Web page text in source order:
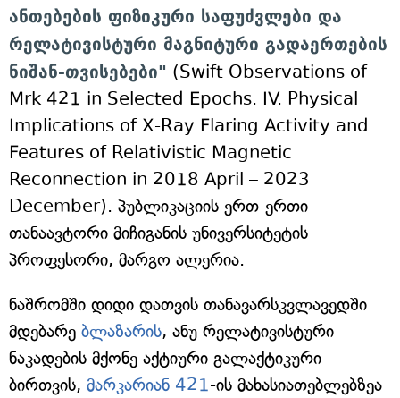
ანთებების ფიზიკური საფუძვლები და
რელატივისტური მაგნიტური გადაერთების
ნიშან-თვისებები" (Swift Observations of
Mrk 421 in Selected Epochs. IV. Physical
Implications of X-Ray Flaring Activity and
Features of Relativistic Magnetic
Reconnection in 2018 April – 2023
December). პუბლიკაციის ერთ-ერთი
თანაავტორი მიჩიგანის უნივერსიტეტის
პროფესორი, მარგო ალერია.
ნაშრომში დიდი დათვის თანავარსკვლავედში
მდებარე ბლაზარის, ანუ რელატივისტური
ნაკადების მქონე აქტიური გალაქტიკური
ბირთვის, მარკარიან 421-ის მახასიათებლებზეა